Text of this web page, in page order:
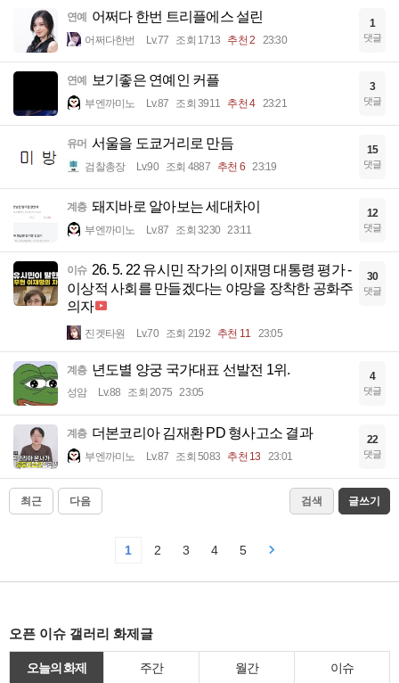
연예 어쩌다 한번 트리플에스 설린
어쩌다한번 Lv.77 조회 1713 추천 2 23:30
1
댓글
연예 보기좋은 연예인 커플
부엔까미노 Lv.87 조회 3911 추천 4 23:21
3
댓글
유머 서울을 도쿄거리로 만듬
검찰총장 Lv.90 조회 4887 추천 6 23:19
15
댓글
계층 돼지바로 알아보는 세대차이
부엔까미노 Lv.87 조회 3230 23:11
12
댓글
이슈 26. 5. 22 유시민 작가의 이재명 대통령 평가 -
이상적 사회를 만들겠다는 야망을 장착한 공화주
의자
진겟타원 Lv.70 조회 2192 추천 11 23:05
30
댓글
계층 년도별 양궁 국가대표 선발전 1위.
성암 Lv.88 조회 2075 23:05
4
댓글
계층 더본코리아 김재환 PD 형사고소 결과
부엔까미노 Lv.87 조회 5083 추천 13 23:01
22
댓글
최근 다음 검색 글쓰기
1 2 3 4 5
오픈 이슈 갤러리 화제글
오늘의 화제 주간 월간 이슈